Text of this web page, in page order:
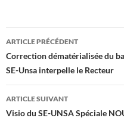
Navigation
des
articles
ARTICLE PRÉCÉDENT
Correction dématérialisée du
SE-Unsa interpelle le Recteur
ARTICLE SUIVANT
Visio du SE-UNSA Spéciale